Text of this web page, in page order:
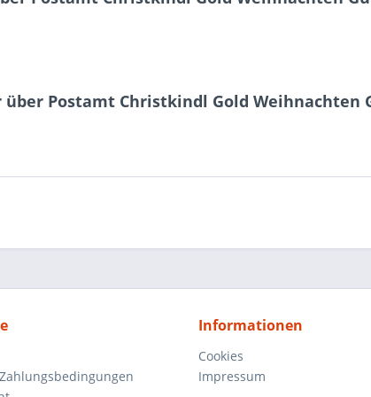
Postamt Christkindl Gold Weihnachten
Informationen
Cookies
Impressum